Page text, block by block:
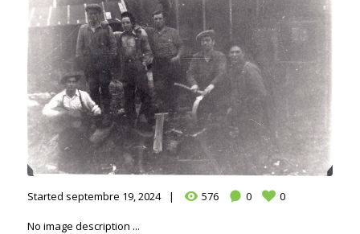
Started septembre 19, 2024 576 0 0
No image description ...